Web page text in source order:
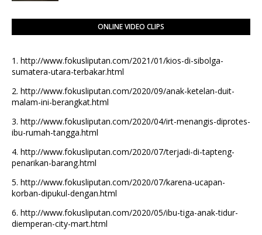
ONLINE VIDEO CLIPS
1. http://www.fokusliputan.com/2021/01/kios-di-sibolga-
sumatera-utara-terbakar.html
2. http://www.fokusliputan.com/2020/09/anak-ketelan-duit-
malam-ini-berangkat.html
3. http://www.fokusliputan.com/2020/04/irt-menangis-diprotes-
ibu-rumah-tangga.html
4. http://www.fokusliputan.com/2020/07/terjadi-di-tapteng-
penarikan-barang.html
5. http://www.fokusliputan.com/2020/07/karena-ucapan-
korban-dipukul-dengan.html
6. http://www.fokusliputan.com/2020/05/ibu-tiga-anak-tidur-
diemperan-city-mart.html